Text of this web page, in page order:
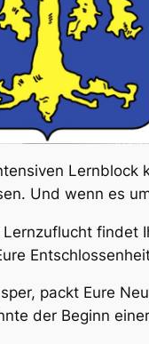
Lernblock
Und wenn es
Lernzuflucht findet
packt Eure
der Beginn